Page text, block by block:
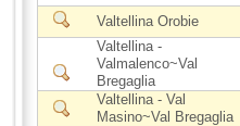
Valtellina Orobie
Valtellina -
Valmalenco~Val
Bregaglia
Valtellina - Val
Masino~Val Bregaglia